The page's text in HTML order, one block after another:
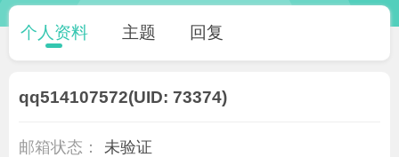
个人资料 主题 回复
qq514107572(UID: 73374)
邮箱状态： 未验证